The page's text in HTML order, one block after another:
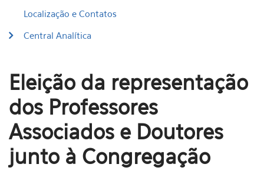
Localização e Contatos
Central Analítica
Eleição da representação
dos Professores
Associados e Doutores
junto à Congregação